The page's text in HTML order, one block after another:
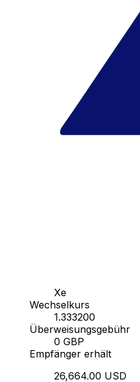
Xe
Wechselkurs
1.333200
Überweisungsgebühr
0 GBP
Empfänger erhält
26,664.00 USD